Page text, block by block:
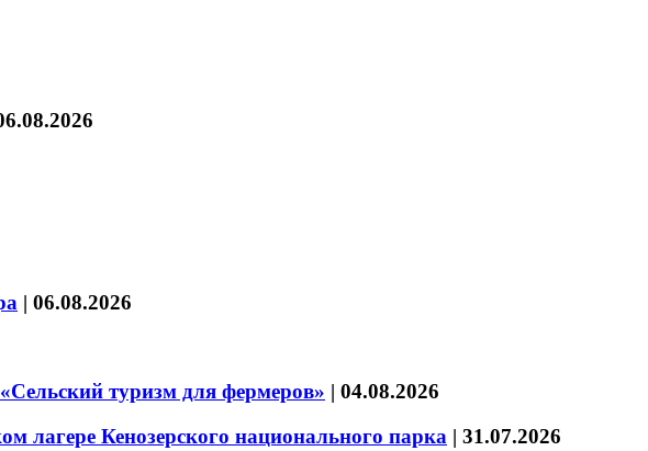
| 06.08.2026
туризм для фермеров» | 04.08.2026
лагере Кенозерского национального парка | 31.07.2026